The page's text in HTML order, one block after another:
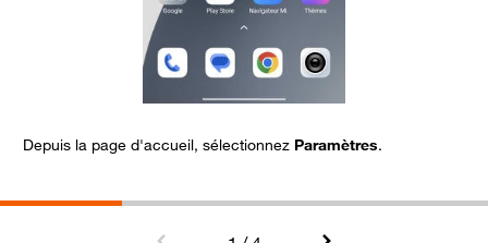
Depuis la page d'accueil, sélectionnez Paramètres.